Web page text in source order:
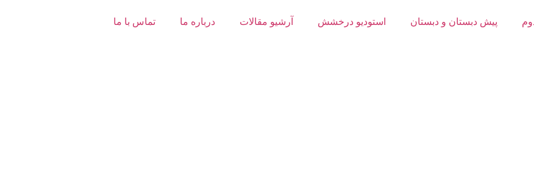
پیش دبستان و دبستان استودیو درخشش آرشیو مقالات درباره ما تماس با ما